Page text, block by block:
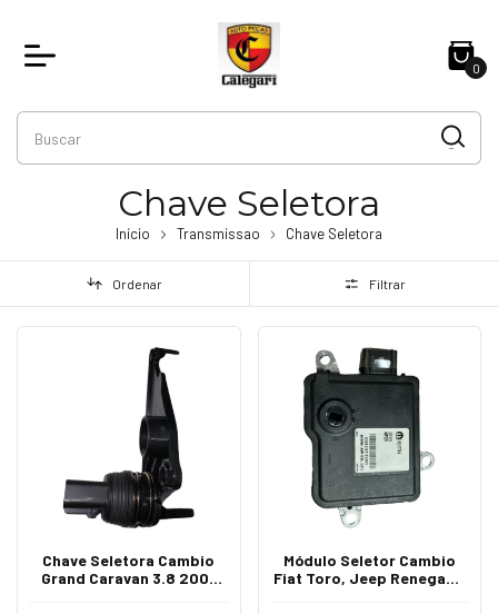
0
Chave Seletora
Início Transmissao Chave Seletora
Ordenar Filtrar
Chave Seletora Cambio
Grand Caravan 3.8 2007
Módulo Seletor Cambio
Fiat Toro, Jeep Renegade